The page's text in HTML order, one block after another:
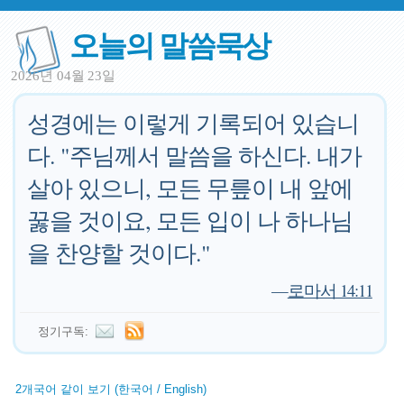
오늘의 말씀묵상
2026년 04월 23일
성경에는 이렇게 기록되어 있습니
다. "주님께서 말씀을 하신다. 내가
살아 있으니, 모든 무릎이 내 앞에
꿇을 것이요, 모든 입이 나 하나님
을 찬양할 것이다."
—로마서 14:11
정기구독:
2개국어 같이 보기 (한국어 / English)